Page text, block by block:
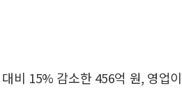
비 15% 감소한 456억 원, 영업이